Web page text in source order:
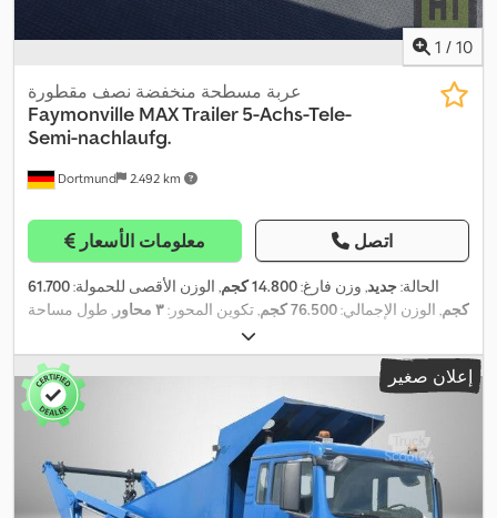
1 / 10
Dortmund 2.492 km
عربة مسطحة منخفضة نصف مقطورة
Faymonville MAX Trailer 5-Achs-Tele-
Semi-nachlaufg.
معلومات الأسعار اتصل
الحالة:جديد, وزن فارغ:14.800 كجم , الوزن الأقصى للحمولة:61.700
كجم, الوزن الإجمالي:76.500 كجم , تكوين المحور:٣ محاور
, طول مساحة
, عرض مساحة التحميل:
التحميل:900 مم , مقاس الإطار: 235/75/r17,5 , لون:رمادي, معدات:نظام
إعلان صغير